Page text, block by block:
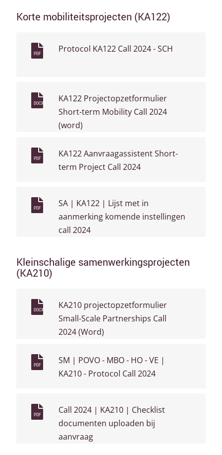
Korte mobiliteitsprojecten (KA122)
PDF Protocol KA122 Call 2024 - SCH
DOCX
KA122 Projectopzetformulier
Short-term Mobility Call 2024
(word)
PDF
KA122 Aanvraagassistent Short-
term Project Call 2024
PDF
SA | KA122 | Lijst met in
aanmerking komende instellingen
call 2024
Kleinschalige samenwerkingsprojecten
(KA210)
DOCX
KA210 projectopzetformulier
Small-Scale Partnerships Call
2024 (Word)
PDF
SM | POVO - MBO - HO - VE |
KA210 - Protocol Call 2024
PDF
Call 2024 | KA210 | Checklist
documenten uploaden bij
aanvraag